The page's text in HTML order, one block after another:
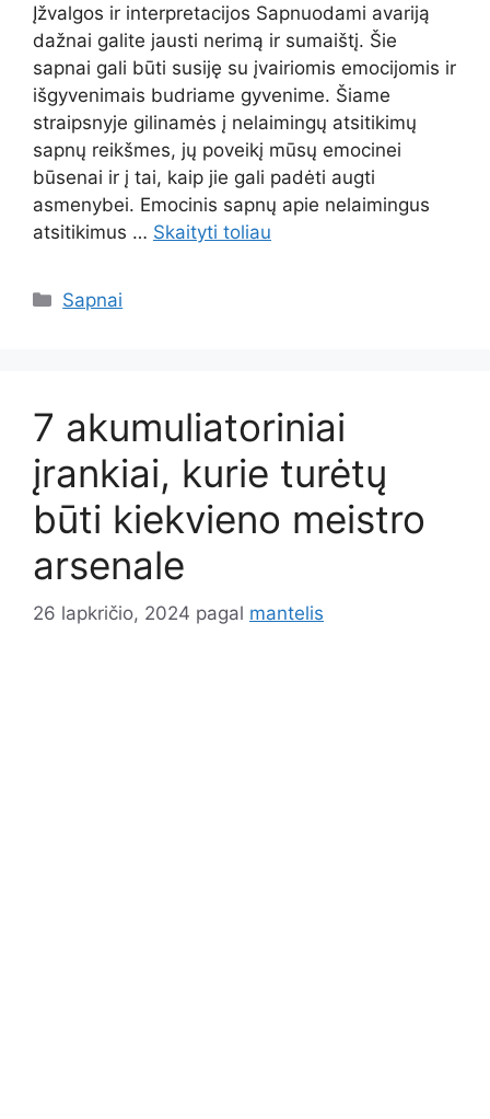
Įžvalgos ir interpretacijos Sapnuodami avariją
dažnai galite jausti nerimą ir sumaištį. Šie
sapnai gali būti susiję su įvairiomis emocijomis ir
išgyvenimais budriame gyvenime. Šiame
straipsnyje gilinamės į nelaimingų atsitikimų
sapnų reikšmes, jų poveikį mūsų emocinei
būsenai ir į tai, kaip jie gali padėti augti
asmenybei. Emocinis sapnų apie nelaimingus
atsitikimus … Skaityti toliau
Kategorijos
Sapnai
7 akumuliatoriniai
įrankiai, kurie turėtų
būti kiekvieno meistro
arsenale
26 lapkričio, 2024 pagal mantelis